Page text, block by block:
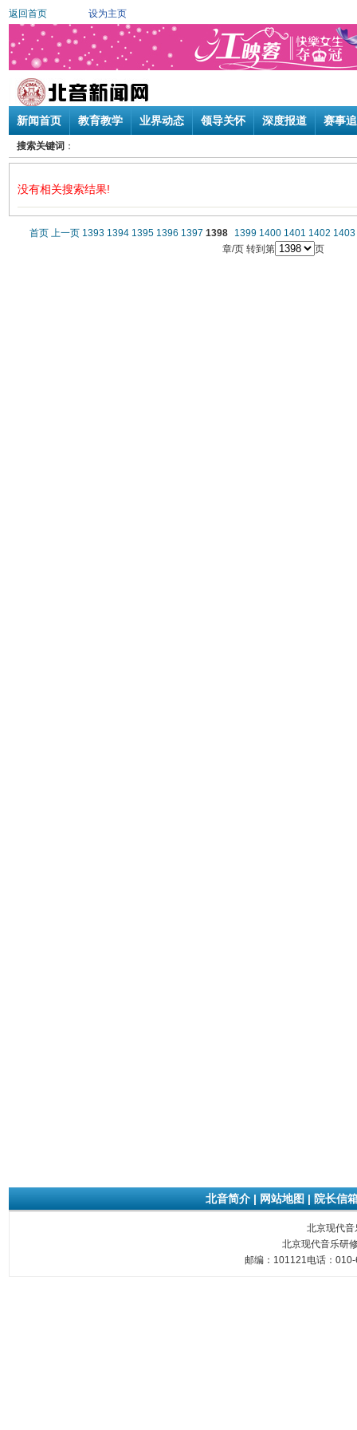
返回首页 设为主页
新闻首页 教育教学 业界动态 领导关怀 深度报道 赛事
搜索关键词 ：
没有相关搜索结果!
首页 上一页 1393 1394 1395 1396 1397 1398 1399 1400 1401 1402 1403
章/页 转到第
页
北音简介 | 网站地图 | 院长信
北京现代
北京现代音乐研
邮编：101121电话：